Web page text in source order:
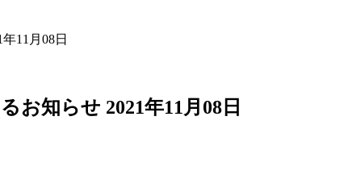
11月08日
お知らせ 2021年11月08日